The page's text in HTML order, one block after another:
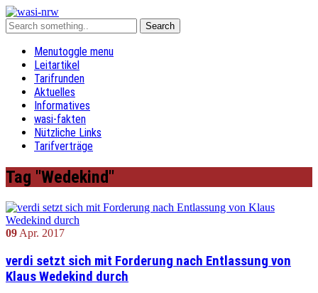
Menutoggle menu
Leitartikel
Tarifrunden
Aktuelles
Informatives
wasi-fakten
Nützliche Links
Tarifverträge
Tag "Wedekind"
09 Apr. 2017
verdi setzt sich mit Forderung nach Entlassung von
Klaus Wedekind durch